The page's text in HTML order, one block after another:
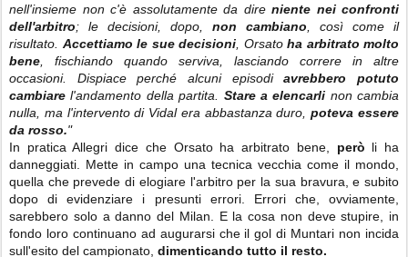
nell'insieme non c'è assolutamente da dire niente nei confronti
dell'arbitro; le decisioni, dopo, non cambiano , così come il
risultato. Accettiamo le sue decisioni , Orsato ha arbitrato molto
bene , fischiando quando serviva, lasciando correre in altre
occasioni. Dispiace perché alcuni episodiavrebbero potuto
cambiare l'andamento della partita. Stare a elencarli non cambia
nulla, ma l'intervento di Vidal era abbastanza duro,poteva essere
da rosso."
In pratica Allegri dice che Orsato ha arbitrato bene, però li ha
danneggiati. Mette in campo una tecnica vecchia come il mondo,
quella che prevede di elogiare l'arbitro per la sua bravura, e subito
dopo di evidenziare i presunti errori. Errori che, ovviamente,
sarebbero solo a danno del Milan. E la cosa non deve stupire, in
fondo loro continuano ad augurarsi che il gol di Muntari non incida
sull'esito del campionato, dimenticando tutto il resto.